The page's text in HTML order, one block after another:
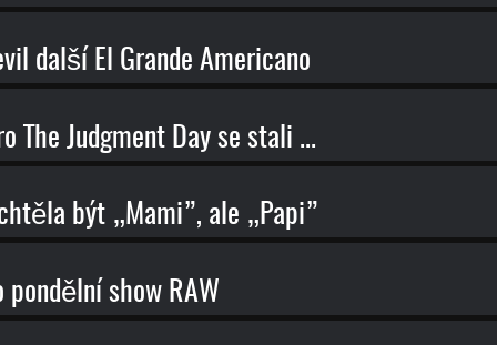
další El Grande Americano
The Judgment Day se stali ...
být „Mami”, ale „Papi”
pondělní show RAW